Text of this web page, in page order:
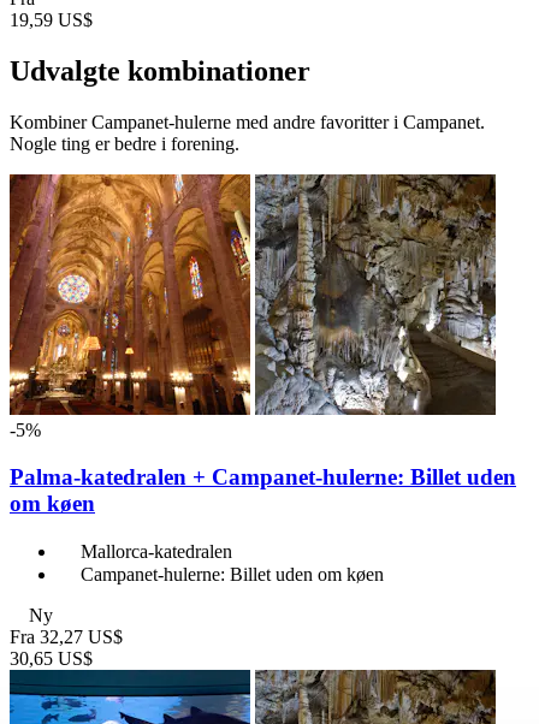
19,59 US$
Udvalgte kombinationer
Kombiner Campanet-hulerne med andre favoritter i Campanet.
Nogle ting er bedre i forening.
-5%
Palma-katedralen + Campanet-hulerne: Billet uden
om køen
Mallorca-katedralen
Campanet-hulerne: Billet uden om køen
Ny
Fra 32,27 US$
30,65 US$